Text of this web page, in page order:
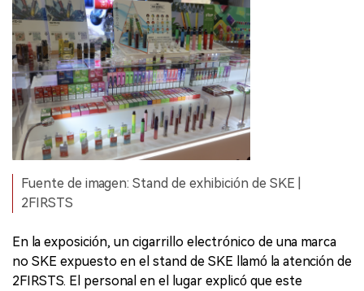
Fuente de imagen: Stand de exhibición de SKE |
2FIRSTS
En la exposición, un cigarrillo electrónico de una marca
no SKE expuesto en el stand de SKE llamó la atención de
2FIRSTS. El personal en el lugar explicó que este